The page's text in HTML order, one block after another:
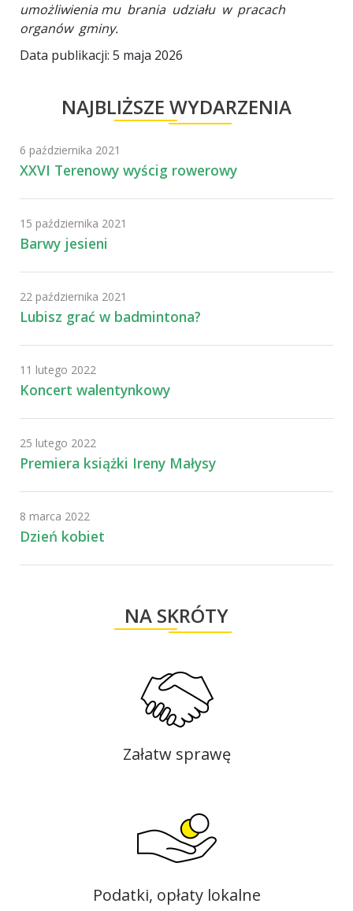
umożliwienia mu brania udziału w pracach
organów gminy.
Data publikacji: 5 maja 2026
NAJBLIŻSZE WYDARZENIA
6 października 2021
XXVI Terenowy wyścig rowerowy
15 października 2021
Barwy jesieni
22 października 2021
Lubisz grać w badmintona?
11 lutego 2022
Koncert walentynkowy
25 lutego 2022
Premiera książki Ireny Małysy
8 marca 2022
Dzień kobiet
NA SKRÓTY
Załatw sprawę
Podatki, opłaty lokalne